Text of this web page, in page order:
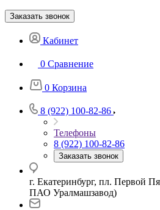
Заказать звонок
Кабинет
0 Сравнение
0 Корзина
8 (922) 100-82-86
Телефоны
8 (922) 100-82-86
Заказать звонок
г. Екатеринбург, пл. Первой
ПАО Уралмашзавод)